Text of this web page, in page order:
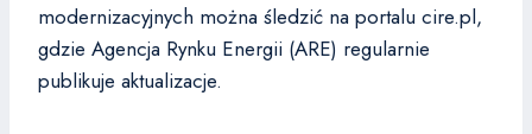
modernizacyjnych można śledzić na portalu cire.pl,
gdzie Agencja Rynku Energii (ARE) regularnie
publikuje aktualizacje.